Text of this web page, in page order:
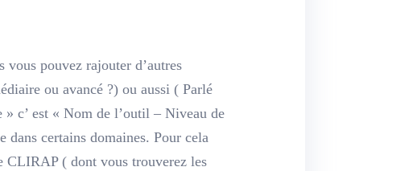
pouvez rajouter d’autres
ou avancé ?) ou aussi ( Parlé
c’ est « Nom de l’outil – Niveau de
dans certains domaines. Pour cela
CLIRAP ( dont vous trouverez les